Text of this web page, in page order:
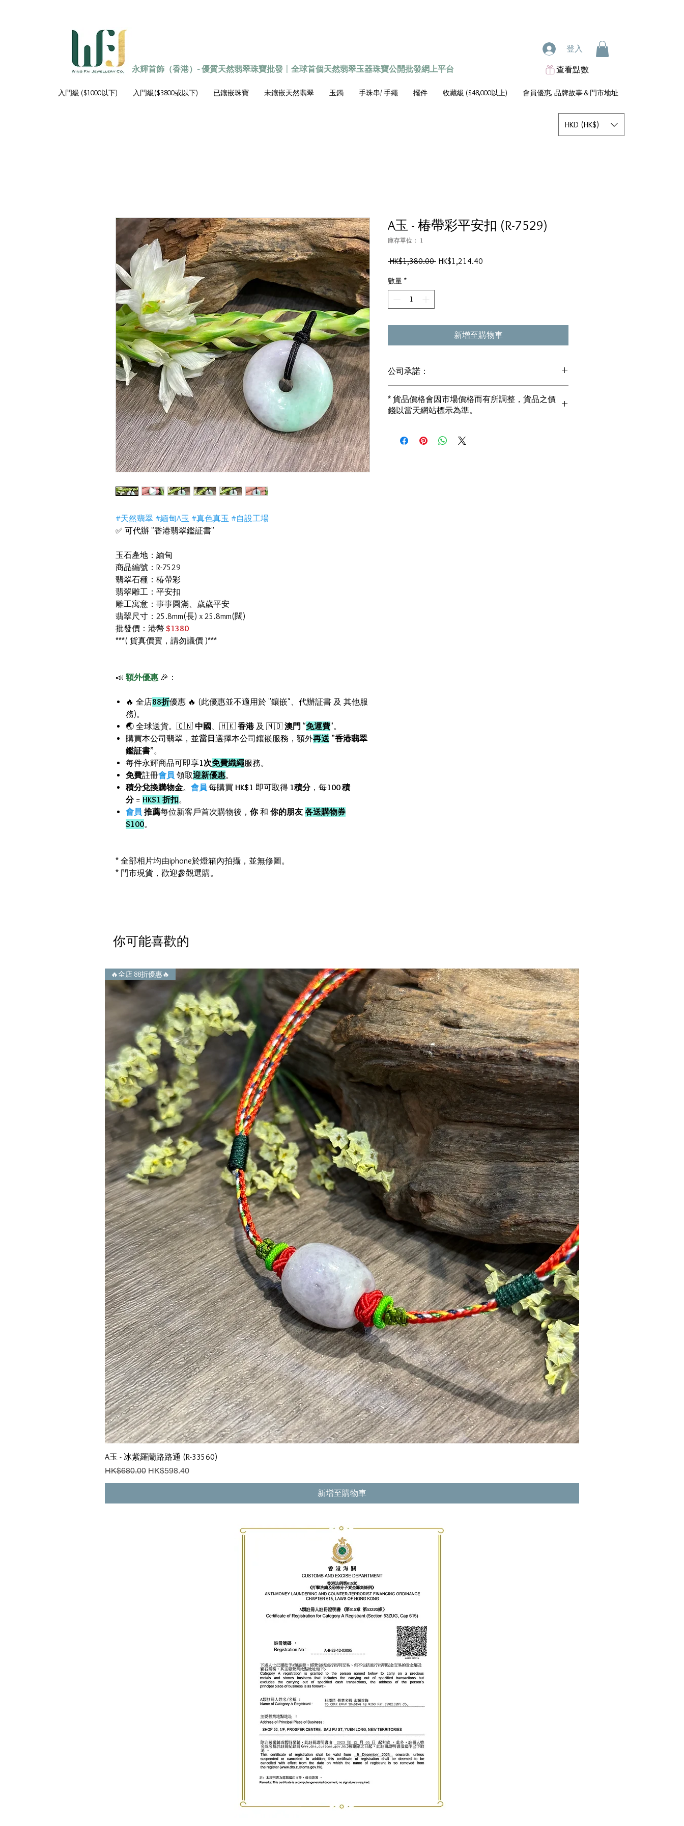
永輝首飾（香港）- 優質天然翡翠珠寶批發 〡 全球首個天然翡翠玉器珠寶公開批發網上平台
登入
查看點數
入門級 ($1000以下) 入門級($3800或以下) 已鑲嵌珠寶 未鑲嵌天然翡翠 玉鐲 手珠串/ 手繩 擺件 收藏級 ($48,000以上) 會員優惠, 品牌故事＆門市地址
HKD (HK$)
#天然翡翠 #緬甸A玉 #真色真玉 #自設工場
✅ 可代辦 "香港翡翠鑑証書"
玉石產地：緬甸
商品編號：R-7529
翡翠石種：椿帶彩
翡翠雕工：平安扣
雕工寓意：事事圓滿、歲歲平安
翡翠尺寸：25.8mm(長) x 25.8mm(闊)
批發價：港幣 $1380
***( 貨真價實，請勿議價 )***
📣 額外優惠 🎉：
🔥 全店88折優惠 🔥 (此優惠並不適用於 "鑲嵌"、代辦証書 及 其他服
務)。
🌏 全球送貨。🇨🇳 中國 、🇭🇰 香港及 🇲🇴 澳門 "免運費"。
購買本公司翡翠，並當日 選擇本公司鑲嵌服務，額外再送 ”香港翡翠
鑑証書”。
每件永輝商品可即享1次免費織繩服務。
免費註冊會員 領取迎新優惠。
積分兌換購物金。 會員 每購買 HK$1 即可取得 1積分，每100 積
分= HK$1 折扣。
會員 推薦每位新客戶首次購物後， 你和 你的朋友 各送購物券
$100。
* 全部相片均由iphone於燈箱內拍攝，並無修圖。
* 門市現貨，歡迎參觀選購。
A玉 - 椿帶彩平安扣 (R-7529)
庫存單位： 1
HK$1,380.00 一HK$1,214.40
數量 *
新增至購物車
公司承諾：
i) 所有已鑲玉器珠寶丶玉鐲丶擺件皆 奉送 [香港翡翠鑑証
書]
3) 顧客所花費一分一毫全部都是珠寶本身應有價值。
* 貨品價格會因市場價格而有所調整，貨品之價
錢以當天網站標示為準。
你可能喜歡的
🔥全店 88折優惠🔥
A玉 - 冰紫羅蘭路路通 (R-33560)
一般價格
HK$680.00 促銷價格
HK$598.40
新增至購物車